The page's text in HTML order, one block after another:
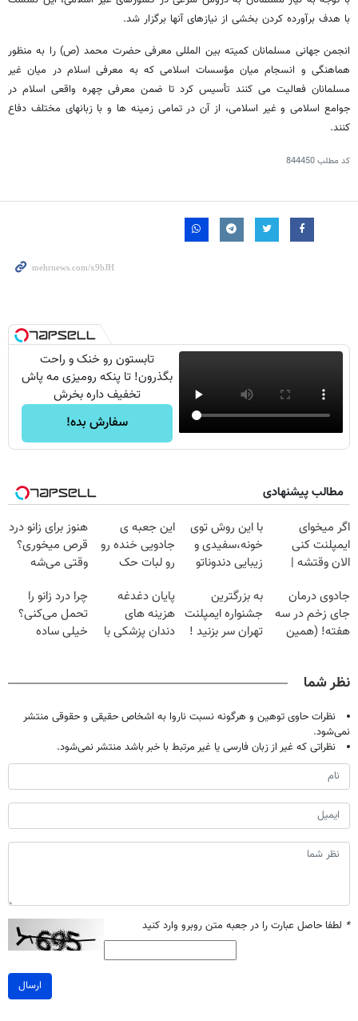
با هدف برآورده کردن بخشی از نیازهای آنها برگزار شد.
انجمن جهانی مسلمانان کمیته بین المللی معرفی حضرت محمد (ص) را به منظور
هماهنگی و انسجام میان مؤسسات اسلامی که به معرفی اسلام در میان غیر
مسلمانان فعالیت می کنند تأسیس کرد تا ضمن معرفی چهره واقعی اسلام در
جوامع اسلامی و غیر اسلامی، از آن در تمامی زمینه ها و با زبانهای مختلف دفاع
کنند.
کد مطلب844450
تابستون رو خنک و راحت
بگذرون! تا پنکه رومیزی مه پاش
تخفیف داره بخرش
سفارش بده!
مطالب پیشنهادی
اگر میخوای
ایمپلنت کنی
الان وقتشه |
میلیون تومان!!!
با این روش توی
خونه،سفیدی و
زیبایی دندوناتو
(40%off)
این جعبه ی
جادویی خنده رو
رو لبات حک
خرید40%تخفیف
هنوز برای زانو درد
قرص میخوری؟
وقتی می‌شه
درمانش کرد؟؟؟؟
جادوی درمان
جای زخم در سه
هفته! (همین
به بزرگترین
جشنواره ایمپلنت
تهران سر بزنید !
پایان دغدغه
هزینه های
دندان پزشکی با
چرا درد زانو را
تحمل می‌کنی؟
خیلی ساده
نظر شما
نظرات حاوی توهین و هرگونه نسبت ناروا به اشخاص حقیقی و حقوقی منتشر
نمی‌شود.
نظراتی که غیر از زبان فارسی یا غیر مرتبط با خبر باشد منتشر نمی‌شود.
* لطفا حاصل عبارت را در جعبه متن روبرو وارد کنید
ارسال